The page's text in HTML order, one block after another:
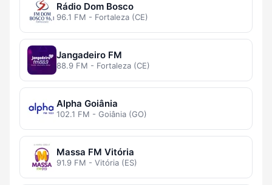
Rádio Dom Bosco
96.1 FM - Fortaleza (CE)
Jangadeiro FM
88.9 FM - Fortaleza (CE)
Alpha Goiânia
102.1 FM - Goiânia (GO)
Massa FM Vitória
91.9 FM - Vitória (ES)